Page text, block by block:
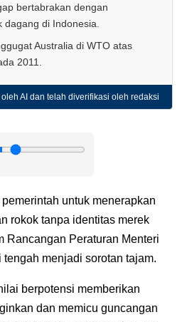
bertabrakan dengan
di Indonesia.
Australia di WTO atas
2011.
AI dan telah diverifikasi oleh redaksi
untuk menerapkan
rokok tanpa identitas merek
Rancangan Peraturan Menteri
menjadi sorotan tajam.
berpotensi memberikan
dan memicu guncangan